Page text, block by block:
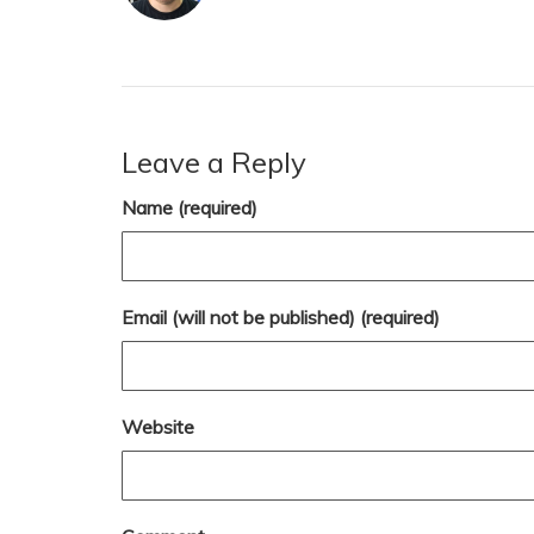
Leave a Reply
Name (required)
Email (will not be published) (required)
Website